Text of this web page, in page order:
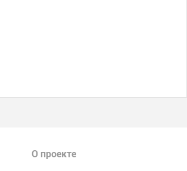
О проекте